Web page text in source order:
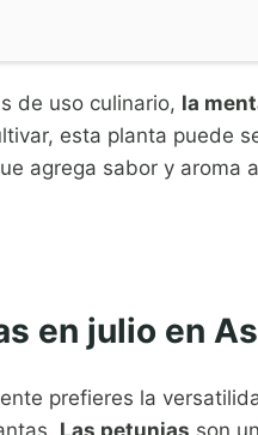
de uso culinario, la
esta planta puede
agrega sabor y aroma
en julio en
prefieres la
Las petunias son